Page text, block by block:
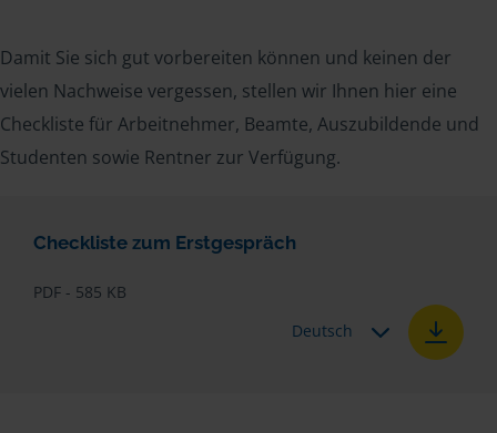
Damit Sie sich gut vorbereiten können und keinen der
vielen Nachweise vergessen, stellen wir Ihnen hier eine
Checkliste für Arbeitnehmer, Beamte, Auszubildende und
Studenten sowie Rentner zur Verfügung.
Checkliste zum Erstgespräch
PDF - 585 KB
Deutsch